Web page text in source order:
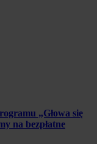
„Głowa się
na bezpłatne